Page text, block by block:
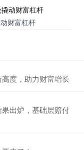
场先机，实现财富梦想
握先机至关重要。西
助力其放大收益，实
许多投资者的首选方
财富杠杆
度，助力财富增长
出炉，基础层赔付